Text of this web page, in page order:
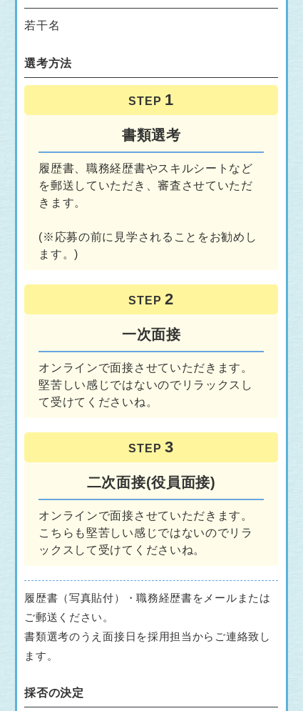
若干名
選考方法
STEP
書類選考
履歴書、職務経歴書やスキルシートなど
を郵送していただき、審査させていただ
きます。
(※応募の前に見学されることをお勧めし
ます。)
STEP
一次面接
オンラインで面接させていただきます。
堅苦しい感じではないのでリラックスし
て受けてくださいね。
STEP
二次面接(役員面接)
オンラインで面接させていただきます。
こちらも堅苦しい感じではないのでリラ
ックスして受けてくださいね。
履歴書（写真貼付）・職務経歴書をメールまたは
ご郵送ください。
書類選考のうえ面接日を採用担当からご連絡致し
ます。
採否の決定